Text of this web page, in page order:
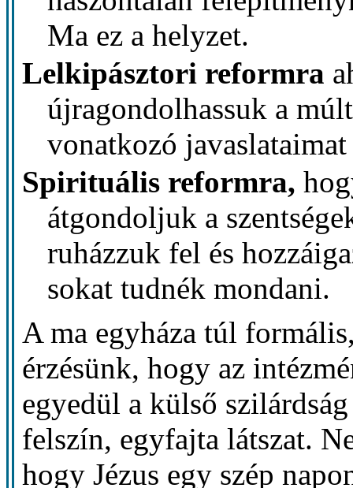
Ma ez a helyzet.
Lelkipásztori reformra
újragondolhassuk a
vonatkozó
Spirituális reformra,
átgondoljuk a
ruházzuk fel és
sokat tudnék mondani.
A ma egyháza túl
érzésünk, hogy az
egyedül a külső
felszín, egyfajta látszat.
hogy Jézus egy szép